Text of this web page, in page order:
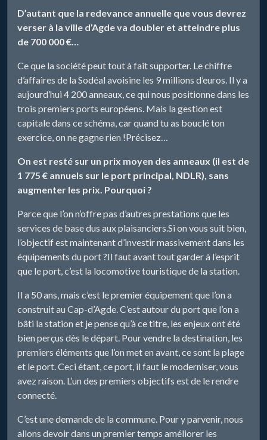
D’autant que la redevance annuelle que vous devrez
verser à la ville d’Agde va doubler et atteindre plus
de 700 000 €…
Ce que la société peut tout à fait supporter. Le chiffre
d’affaires de la Sodéal avoisine les 9 millions d’euros. Il y a
aujourd’hui 4 200 anneaux, ce qui nous positionne dans les
trois premiers ports européens. Mais la gestion est
capitale dans ce schéma, car quand tu as bouclé ton
exercice, on ne gagne rien !Précisez…
On est resté sur un prix moyen des anneaux (il est de
1 775 € annuels sur le port principal, NDLR), sans
augmenter les prix. Pourquoi ?
Parce que l’on n’offre pas d’autres prestations que les
services de base dus aux plaisanciers.Si on vous suit bien,
l’objectif est maintenant d’investir massivement dans les
équipements du port ?Il faut avant tout garder à l’esprit
que le port, c’est la locomotive touristique de la station.
Il a 50 ans, mais c’est le premier équipement que l’on a
construit au Cap-d’Agde. C’est autour du port que l’on a
bâti la station et je pense qu’à ce titre, les enjeux ont été
bien perçus dès le départ. Pour vendre la destination, les
premiers éléments que l’on met en avant, ce sont la plage
et le port. Ceci étant, ce port, il faut le moderniser, vous
avez raison. L’un des premiers objectifs est de le rendre
connecté.
C’est une demande de la commune. Pour y parvenir, nous
allons devoir dans un premier temps améliorer les